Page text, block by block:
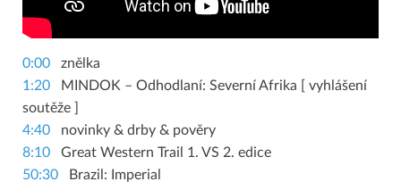
0:00 znělka
1:20 MINDOK – Odhodlaní: Severní Afrika [ vyhlášení
soutěže ]
4:40 novinky & drby & pověry
8:10 Great Western Trail 1. VS 2. edice
50:30 Brazil: Imperial